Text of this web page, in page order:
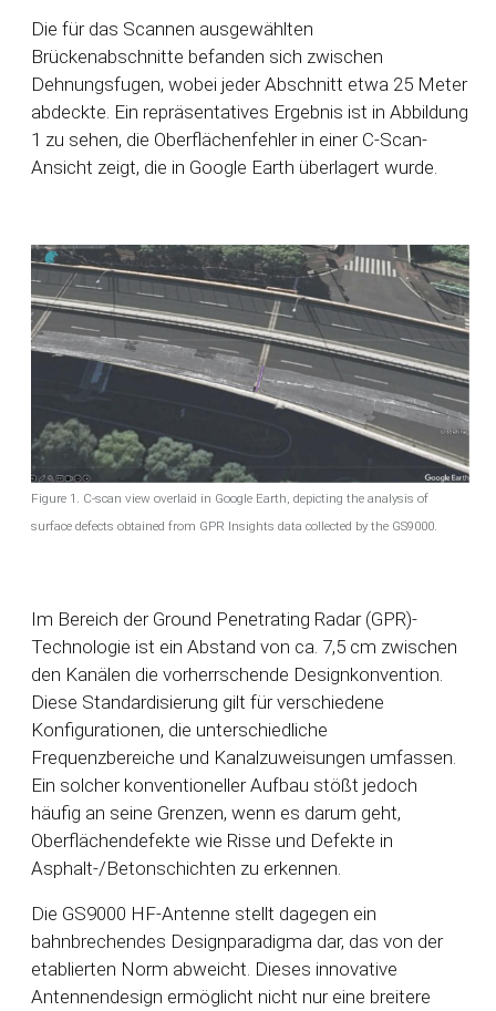
Die für das Scannen ausgewählten
Brückenabschnitte befanden sich zwischen
Dehnungsfugen, wobei jeder Abschnitt etwa 25 Meter
abdeckte. Ein repräsentatives Ergebnis ist in Abbildung
1 zu sehen, die Oberflächenfehler in einer C-Scan-
Ansicht zeigt, die in Google Earth überlagert wurde.
Figure 1. C-scan view overlaid in Google Earth, depicting the analysis of
surface defects obtained from GPR Insights data collected by the GS9000.
Im Bereich der Ground Penetrating Radar (GPR)-
Technologie ist ein Abstand von ca. 7,5 cm zwischen
den Kanälen die vorherrschende Designkonvention.
Diese Standardisierung gilt für verschiedene
Konfigurationen, die unterschiedliche
Frequenzbereiche und Kanalzuweisungen umfassen.
Ein solcher konventioneller Aufbau stößt jedoch
häufig an seine Grenzen, wenn es darum geht,
Oberflächendefekte wie Risse und Defekte in
Asphalt-/Betonschichten zu erkennen.
Die GS9000 HF-Antenne stellt dagegen ein
bahnbrechendes Designparadigma dar, das von der
etablierten Norm abweicht. Dieses innovative
Antennendesign ermöglicht nicht nur eine breitere